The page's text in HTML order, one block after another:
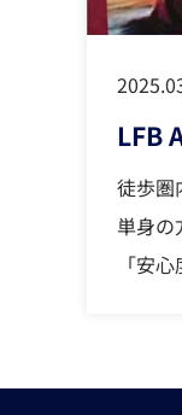
LFB
徒歩圏
単身の
「安